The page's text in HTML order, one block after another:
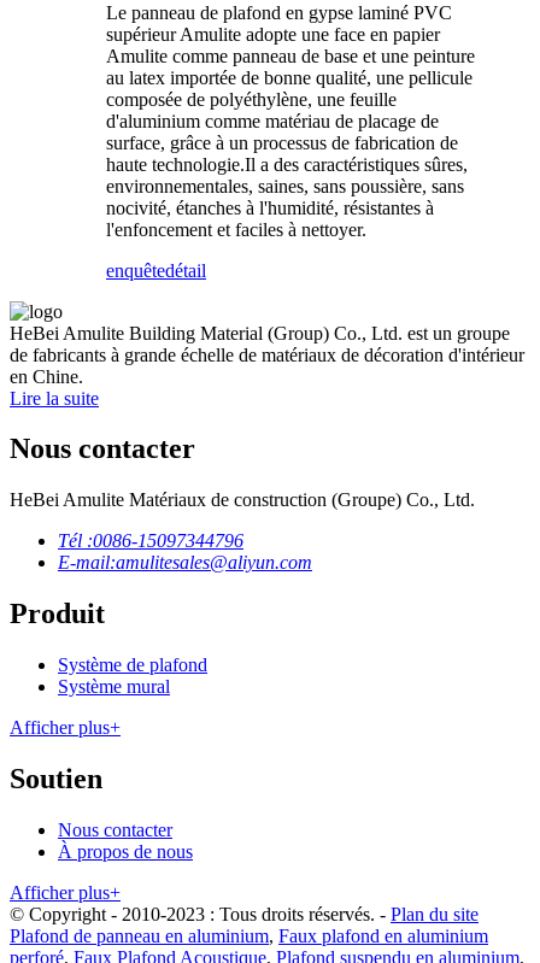
Le panneau de plafond en gypse laminé PVC
supérieur Amulite adopte une face en papier
Amulite comme panneau de base et une peinture
au latex importée de bonne qualité, une pellicule
composée de polyéthylène, une feuille
d'aluminium comme matériau de placage de
surface, grâce à un processus de fabrication de
haute technologie.Il a des caractéristiques sûres,
environnementales, saines, sans poussière, sans
nocivité, étanches à l'humidité, résistantes à
l'enfoncement et faciles à nettoyer.
enquêtedétail
HeBei Amulite Building Material (Group) Co., Ltd. est un groupe
de fabricants à grande échelle de matériaux de décoration d'intérieur
en Chine.
Lire la suite
Nous contacter
HeBei Amulite Matériaux de construction (Groupe) Co., Ltd.
Tél :0086-15097344796
E-mail:amulitesales@aliyun.com
Produit
Système de plafond
Système mural
Afficher plus+
Soutien
Nous contacter
À propos de nous
Afficher plus+
© Copyright - 2010-2023 : Tous droits réservés. - Plan du site
Plafond de panneau en aluminium, Faux plafond en aluminium
perforé, Faux Plafond Acoustique, Plafond suspendu en aluminium,